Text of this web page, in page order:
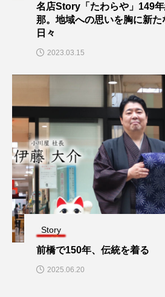
名店Story「たわらや」149
那。地域への思いを胸に新
日々
2023.03.15
Story
前橋で150年、伝統を着る
2025.06.20